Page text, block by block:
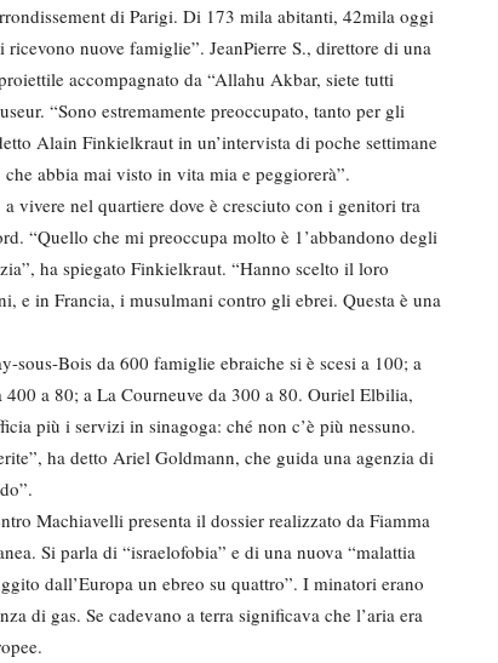
di Parigi. Di 173 mila abitanti, 42mila oggi
nuove famiglie”. JeanPierre S., direttore di una
accompagnato da “Allahu Akbar, siete tutti
“Sono estremamente preoccupato, tanto per gli
Alain Finkielkraut in un’intervista di poche settimane
abbia mai visto in vita mia e peggiorerà”.
vivere nel quartiere dove è cresciuto con i genitori tra
“Quello che mi preoccupa molto è 1’abbandono degli
ha spiegato Finkielkraut. “Hanno scelto il loro
e in Francia, i musulmani contro gli ebrei. Questa è una
sous-Bois da 600 famiglie ebraiche si è scesi a 100; a
a 80; a La Courneuve da 300 a 80. Ouriel Elbilia,
più i servizi in sinagoga: ché non c’è più nessuno.
ha detto Ariel Goldmann, che guida una agenzia di
Machiavelli presenta il dossier realizzato da Fiamma
Si parla di “israelofobia” e di una nuova “malattia
dall’Europa un ebreo su quattro”. I minatori erano
di gas. Se cadevano a terra significava che l’aria era